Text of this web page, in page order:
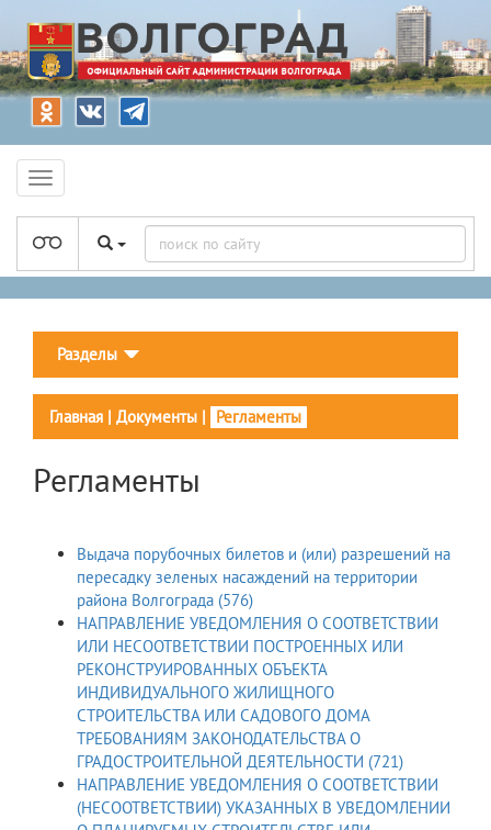
Разделы
Главная | Документы | Регламенты
Регламенты
Выдача порубочных билетов и (или) разрешений на
пересадку зеленых насаждений на территории
района Волгограда (576)
НАПРАВЛЕНИЕ УВЕДОМЛЕНИЯ О СООТВЕТСТВИИ
ИЛИ НЕСООТВЕТСТВИИ ПОСТРОЕННЫХ ИЛИ
РЕКОНСТРУИРОВАННЫХ ОБЪЕКТА
ИНДИВИДУАЛЬНОГО ЖИЛИЩНОГО
СТРОИТЕЛЬСТВА ИЛИ САДОВОГО ДОМА
ТРЕБОВАНИЯМ ЗАКОНОДАТЕЛЬСТВА О
ГРАДОСТРОИТЕЛЬНОЙ ДЕЯТЕЛЬНОСТИ (721)
НАПРАВЛЕНИЕ УВЕДОМЛЕНИЯ О СООТВЕТСТВИИ
(НЕСООТВЕТСТВИИ) УКАЗАННЫХ В УВЕДОМЛЕНИИ